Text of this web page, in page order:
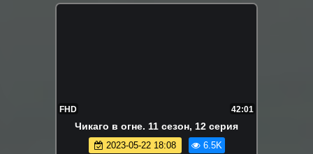
FHD 42:01
Чикаго в огне. 11 сезон, 12 серия
2023-05-22 18:08 6.5K